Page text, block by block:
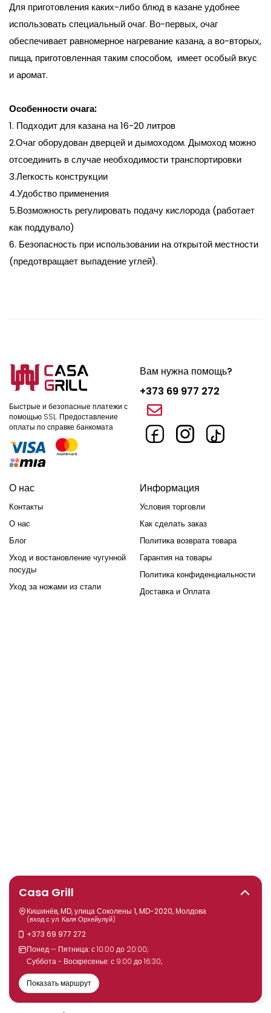
Для приготовления каких-либо блюд в казане удобнее
использовать специальный очаг. Во-первых, очаг
обеспечивает равномерное нагревание казана, а во-вторых,
пища, приготовленная таким способом, имеет особый вкус
и аромат.
Особенности очага:
1. Подходит для казана на 16-20 литров
2.Очаг оборудован дверцей и дымоходом. Дымоход можно
отсоединить в случае необходимости транспортировки
3.Легкость конструкции
4.Удобство применения
5.Возможность регулировать подачу кислорода (работает
как поддувало)
6. Безопасность при использовании на открытой местности
(предотвращает выпадение углей).
Быстрые и безопасные платежи с
помощью SSL. Предоставление
оплаты по справке банкомата
Вам нужна помощь?
+373 69 977 272
О нас
Контакты
О нас
Блог
Уход и востановление чугунной
посуды
Уход за ножами из стали
Информация
Условия торговли
Как сделать заказ
Политика возврата товара
Гарантия на товары
Политика конфиденциальности
Доставка и Оплата
Casa Grill
Кишинёв, MD, улица Соколены 1, MD-2020, Молдова
(вход с ул. Каля Орхейулуй)
+373 69 977 272
Понед.— Пятница: с 10:00 до 20:00;
Суббота - Воскресенье: с 9:00 до 16:30;
Показать маршрут